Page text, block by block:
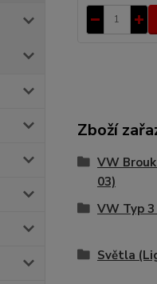
Zboží
VW
03)
VW Typ 3
Světla